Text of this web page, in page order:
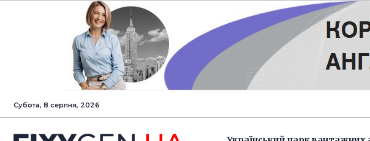
Субота, 8 серпня, 2026